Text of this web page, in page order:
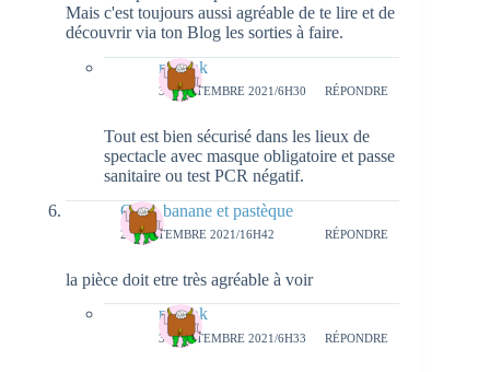
Mais c'est toujours aussi agréable de te lire et de
découvrir via ton Blog les sorties à faire.
natieak
30 SEPTEMBRE 2021/6H30 RÉPONDRE
Tout est bien sécurisé dans les lieux de
spectacle avec masque obligatoire et passe
sanitaire ou test PCR négatif.
Olive banane et pastèque
28 SEPTEMBRE 2021/16H42 RÉPONDRE
la pièce doit etre très agréable à voir
natieak
30 SEPTEMBRE 2021/6H33 RÉPONDRE